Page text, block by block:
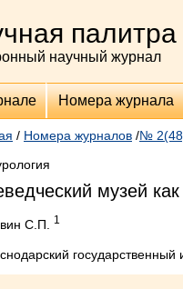
палитра
научный журнал
Номера журнала
/ Номера журналов /№
музей
С.П. 1
государственный